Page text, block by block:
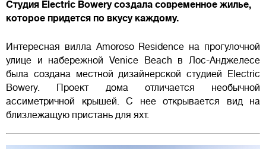
Студия Electric Bowery создала современное жилье,
которое придется по вкусу каждому.
Интересная вилла Amoroso Residence на прогулочной
улице и набережной Venice Beach в Лос-Анджелесе
была создана местной дизайнерской студией Electric
Bowery. Проект дома отличается необычной
ассиметричной крышей. С нее открывается вид на
близлежащую пристань для яхт.